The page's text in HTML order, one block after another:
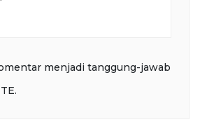
menjadi tanggung-jawab